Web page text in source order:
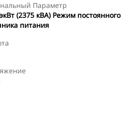
Параметр
(2375 кВА) Режим постоянного
питания